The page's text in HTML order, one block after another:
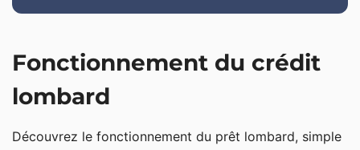
Fonctionnement du crédit
lombard
Découvrez le fonctionnement du prêt lombard, simple